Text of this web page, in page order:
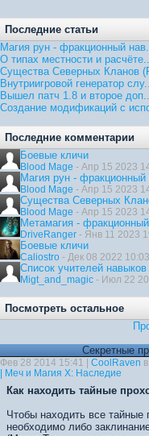
Последние статьи
Магия рун - фракционный нав...
О типах местности и расчёте...
Существа Северных Кланов
Внутриигровой генератор слу...
Вышел патч 1.8 и второе доп...
Создание модификаций с
Последние комментарии
Боевые кличи
Blood Mage - Апр 15 2023
Магия рун - фракционный
Blood Mage - Апр 15 2023
Существа Северных
Blood Mage - Апр 15 2023
Метамагия - фракционный
DriveRanger - Янв 11 2023
Боевые кличи
Caliostro - Дек 08 2022 10:03
Список учителей навыков
Migt_and_magic - Июл 22
Посмотреть остальное
Секретные
Фев 28 2014 15:41 | CoolRaven в
| Меч и Магия X: Наследие
Как находить тайные
Чтобы находить все тайные
необходимо либо